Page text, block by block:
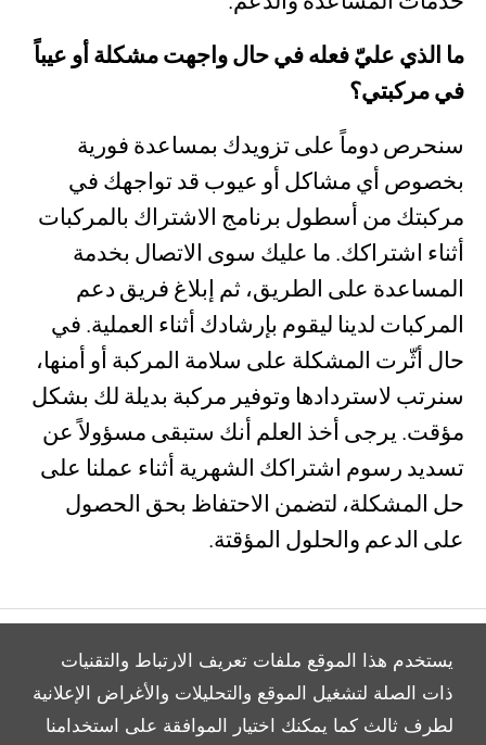
يستخدم هذا الموقع ملفات تعريف الارتباط والتقنيات
ذات الصلة لتشغيل الموقع والتحليلات والأغراض الإعلانية
لطرف ثالث كما يمكنك اختيار الموافقة على استخدامنا
ما الذي عليّ فعله في حال واجهت مشكلة أو عيباً
في مركبتي؟
سنحرص دوماً على تزويدك بمساعدة فورية
بخصوص أي مشاكل أو عيوب قد تواجهك في
مركبتك من أسطول برنامج الاشتراك بالمركبات
أثناء اشتراكك. ما عليك سوى الاتصال بخدمة
المساعدة على الطريق، ثم إبلاغ فريق دعم
المركبات لدينا ليقوم بإرشادك أثناء العملية. في
حال أثّرت المشكلة على سلامة المركبة أو أمنها،
سنرتب لاستردادها وتوفير مركبة بديلة لك بشكل
مؤقت. يرجى أخذ العلم أنك ستبقى مسؤولاً عن
تسديد رسوم اشتراكك الشهرية أثناء عملنا على
حل المشكلة، لتضمن الاحتفاظ بحق الحصول
على الدعم والحلول المؤقتة.